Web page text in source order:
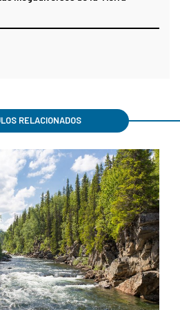
RELACIONADOS